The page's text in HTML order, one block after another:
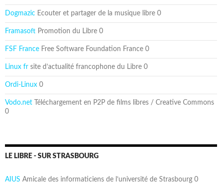
Dogmazic Ecouter et partager de la musique libre 0
Framasoft Promotion du Libre 0
FSF France Free Software Foundation France 0
Linux fr site d’actualité francophone du Libre 0
Ordi-Linux 0
Vodo.net Téléchargement en P2P de films libres / Creative Commons
0
LE LIBRE - SUR STRASBOURG
AIUS Amicale des informaticiens de l’université de Strasbourg 0